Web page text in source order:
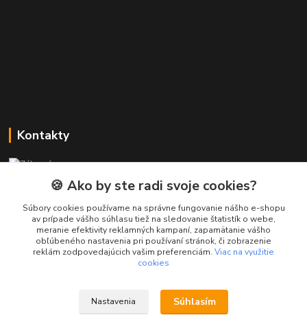
Kontakty
+421 911 010 560
Po-Pia, 13-17 hod.
info@presmartfon.sk
🍪 Ako by ste radi svoje cookies?
Súbory cookies používame na správne fungovanie nášho e-shopu
av prípade vášho súhlasu tiež na sledovanie štatistík o webe,
meranie efektivity reklamných kampaní, zapamätanie vášho
obľúbeného nastavenia pri používaní stránok, či zobrazenie
reklám zodpovedajúcich vašim preferenciám. Viac na využitie
cookies
Nastavenia Súhlasím